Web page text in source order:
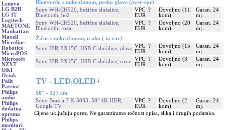
Lenovo
LG B2B
LG IT
Logitech
MAETONE
Manhattan
Maxell
Microline
Robotics
MicroPOS
Microsoft
NZXT
OKI
Orink
Palit
Patriot
Philips
audio
Philips
dodatna
oprema
Philips
monitori
Bluetooth, s mikrofonom, preko glave (over-ear)
Sony WH-CH520, bežične slušalice,
Bluetooth, bež
VPC: ?
EUR
Dovoljno (11
kom)
Garan. 24
mj.
Sony WH-CH520, bežične slušalice,
Bluetooth, roza
VPC: ?
EUR
Dovoljno (20
kom)
Garan. 24
mj.
Žične s mikrofonom, u uho ( in-ear)
Sony IER-EX15C, USB-C slušalice, plava VPC: ?
EUR
Dovoljno (15
kom)
Garan. 24
mj.
Sony IER-EX15C, USB-C slušalice, roza
VPC: ?
EUR
Dovoljno (3
kom)
Garan. 24
mj.
TV - LED,OLED+
50" - 127 cm
Sony Bravia 3 K-50S3, 50" 4K HDR,
Google TV
VPC: ?
EUR
Dovoljno (2
kom)
Garan. 24
mj.
Cijene uključuju porez. Ne garantiramo točnost opisa, slika i drugih podataka.